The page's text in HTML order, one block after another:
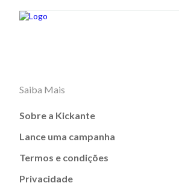
Saiba Mais
Sobre a Kickante
Lance uma campanha
Termos e condições
Privacidade